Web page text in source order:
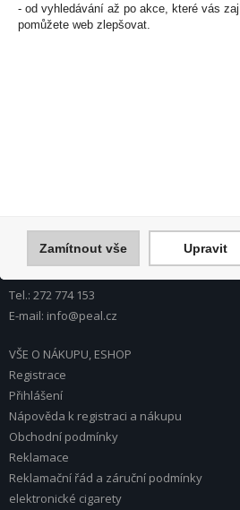
101 00 Praha 10
Česká republika
Tel.: 272 774 153
E-mail: info@peal.cz
VŠE O NÁKUPU, ESHOP
Registrace
Přihlášení
Nápověda k registraci a nákupu
Obchodní podmínky
Reklamace
Reklamační řád a záruční podmínky
elektronické cigarety
- od vyhledávání až po akce, které vás
pomůžete web zlepšovat.
Zamítnout vše Upravit